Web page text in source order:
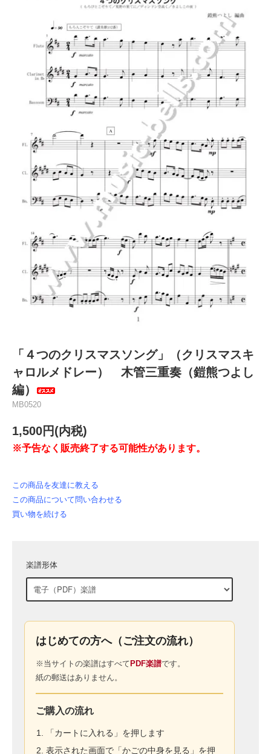
「４つのクリスマスソング」（クリスマスキ
ャロルメドレー） 木管三重奏（鎧熊つよし
編）
MB0520
1,500円(内税)
※予告なく販売終了する可能性があります。
この商品を友達に教える
この商品について問い合わせる
買い物を続ける
楽譜形体
はじめての方へ（ご注文の流れ）
※当サイトの楽譜はすべて PDF楽譜です。
紙の郵送はありません。
ご購入の流れ
「カートに入れる」を押します
表示された画面で「かごの中身を見る」を押